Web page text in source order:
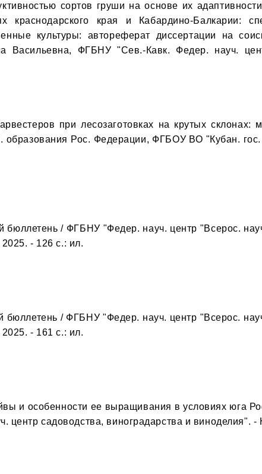
сортов груши на основе их
краснодарского края и Кабардино-Балкарии:
культуры: автореферат диссертации на
Васильевна, ФГБНУ "Сев.-Кавк. Федер. науч.
при лесозаготовках на крутых
Рос. Федерации, ФГБОУ ВО "Кубан. гос.
бюллетень / ФГБНУ "Федер. науч. центр "Всерос.
- 126 с.: ил.
бюллетень / ФГБНУ "Федер. науч. центр "Всерос.
- 161 с.: ил.
и особенности ее выращивания в условиях юга
садоводства, виноградарства и виноделия". -